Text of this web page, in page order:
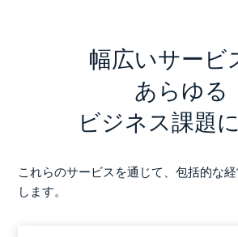
幅広いサービ
あらゆる
ビジネス課題
これらのサービスを通じて、包括的な
します。